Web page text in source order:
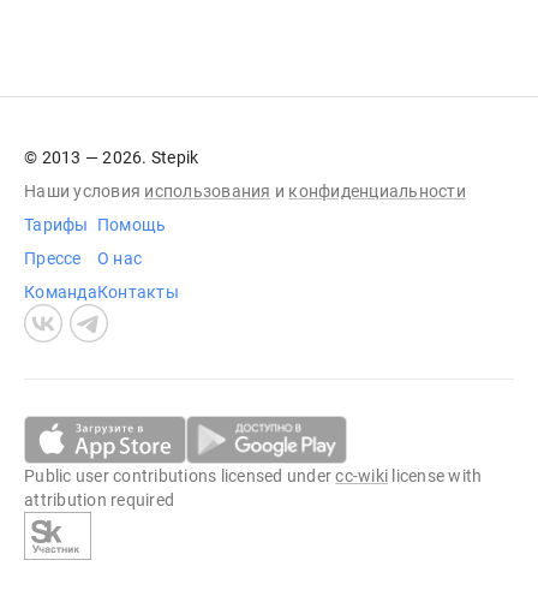
© 2013 — 2026. Stepik
Наши условия использования и конфиденциальности
Тарифы
Прессе
Команда
Помощь
О нас
Контакты
Public user contributions licensed undercc-wiki license with
attribution required